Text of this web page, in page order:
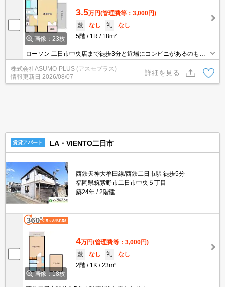
画像：23枚
3.5万円(管理費等：3,000円)
敷
なし 礼
なし
5階
1R 18m²
ローソン 二日市中央店まで徒歩3分と近場にコンビニがあるのもポ
おり、過ごしやすいお部屋になっております。建物のエントランス
には防犯対策として優れているオートロック機能を備えておりま
す。
株式会社ASUMO-PLUS (アスモプラス)
情報更新日 2026/08/07
詳細を見る
賃貸アパート LA・VIENTO二日市
西鉄天神大牟田線/西鉄二日市駅 徒歩5分
福岡県筑紫野市二日市中央５丁目
築24年
2階建
画像：18枚
4万円(管理費等：3,000円)
敷
なし 礼
なし
2階
1K 23m²